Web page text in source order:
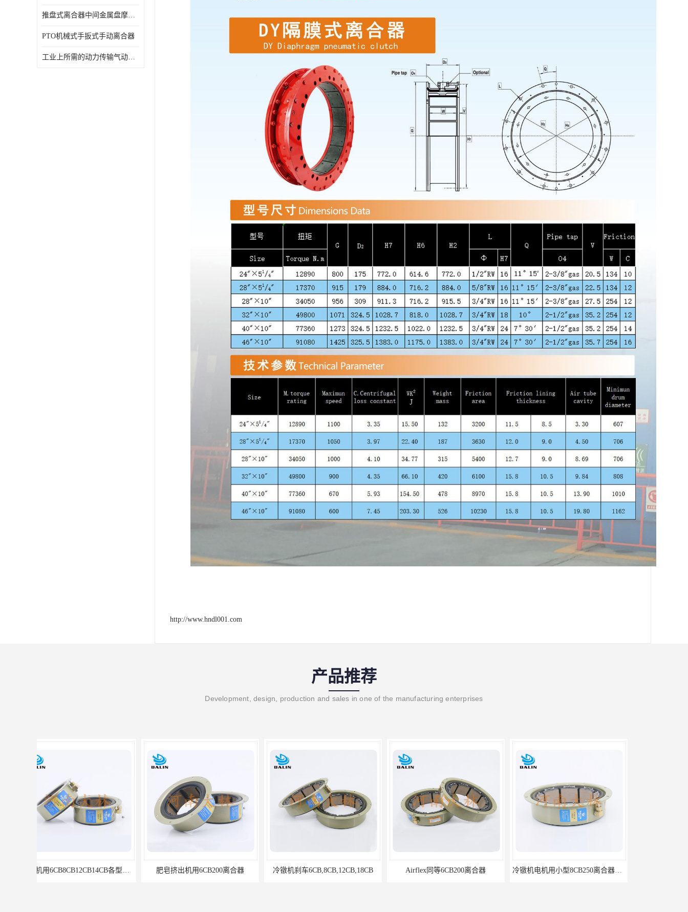
推盘式离合器中间金属盘摩擦盘18寸
PTO机械式手扳式手动离合器
工业上所需的动力传输气动离合器WCB424
http://www.hndl001.com
产品推荐
Development, design, production and sales in one of the manufacturing enterprises
肥皂挤出机用6CB200离合器 冷镦机刹车6CB,8CB,12CB,18CB Airflex同等6CB200离合器 冷镦机电机用小型8CB250离合器制动器刹车 气胎鼓式小型4CB200离合器刹车